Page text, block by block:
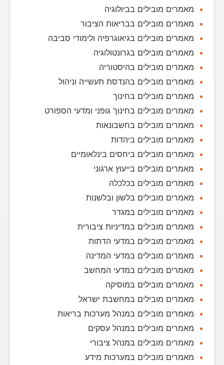
מאמרים מובילים בביולוגיה
מאמרים מובילים בבריאות הציבור
מאמרים מובילים בגיאוגרפיה ולימודי סביבה
מאמרים מובילים בגרונטולוגיה
מאמרים מובילים בהיסטוריה
מאמרים מובילים בהנדסת תעשייה וניהול
מאמרים מובילים בחינוך
מאמרים מובילים בחינוך גופני ומדעי הספורט
מאמרים מובילים בחשבונאות
מאמרים מובילים ביהדות
מאמרים מובילים ביחסים בינלאומיים
מאמרים מובילים בייעוץ ארגוני
מאמרים מובילים בכלכלה
מאמרים מובילים בלשון ובלשנות
מאמרים מובילים במגדר
מאמרים מובילים במדיניות ציבורית
מאמרים מובילים במדעי הדתות
מאמרים מובילים במדעי המדינה
מאמרים מובילים במדעי המחשב
מאמרים מובילים במוסיקה
מאמרים מובילים במחשבת ישראל
מאמרים מובילים במנהל מערכות בריאות
מאמרים מובילים במנהל עסקים
מאמרים מובילים במנהל ציבורי
מאמרים מובילים במערכות מידע